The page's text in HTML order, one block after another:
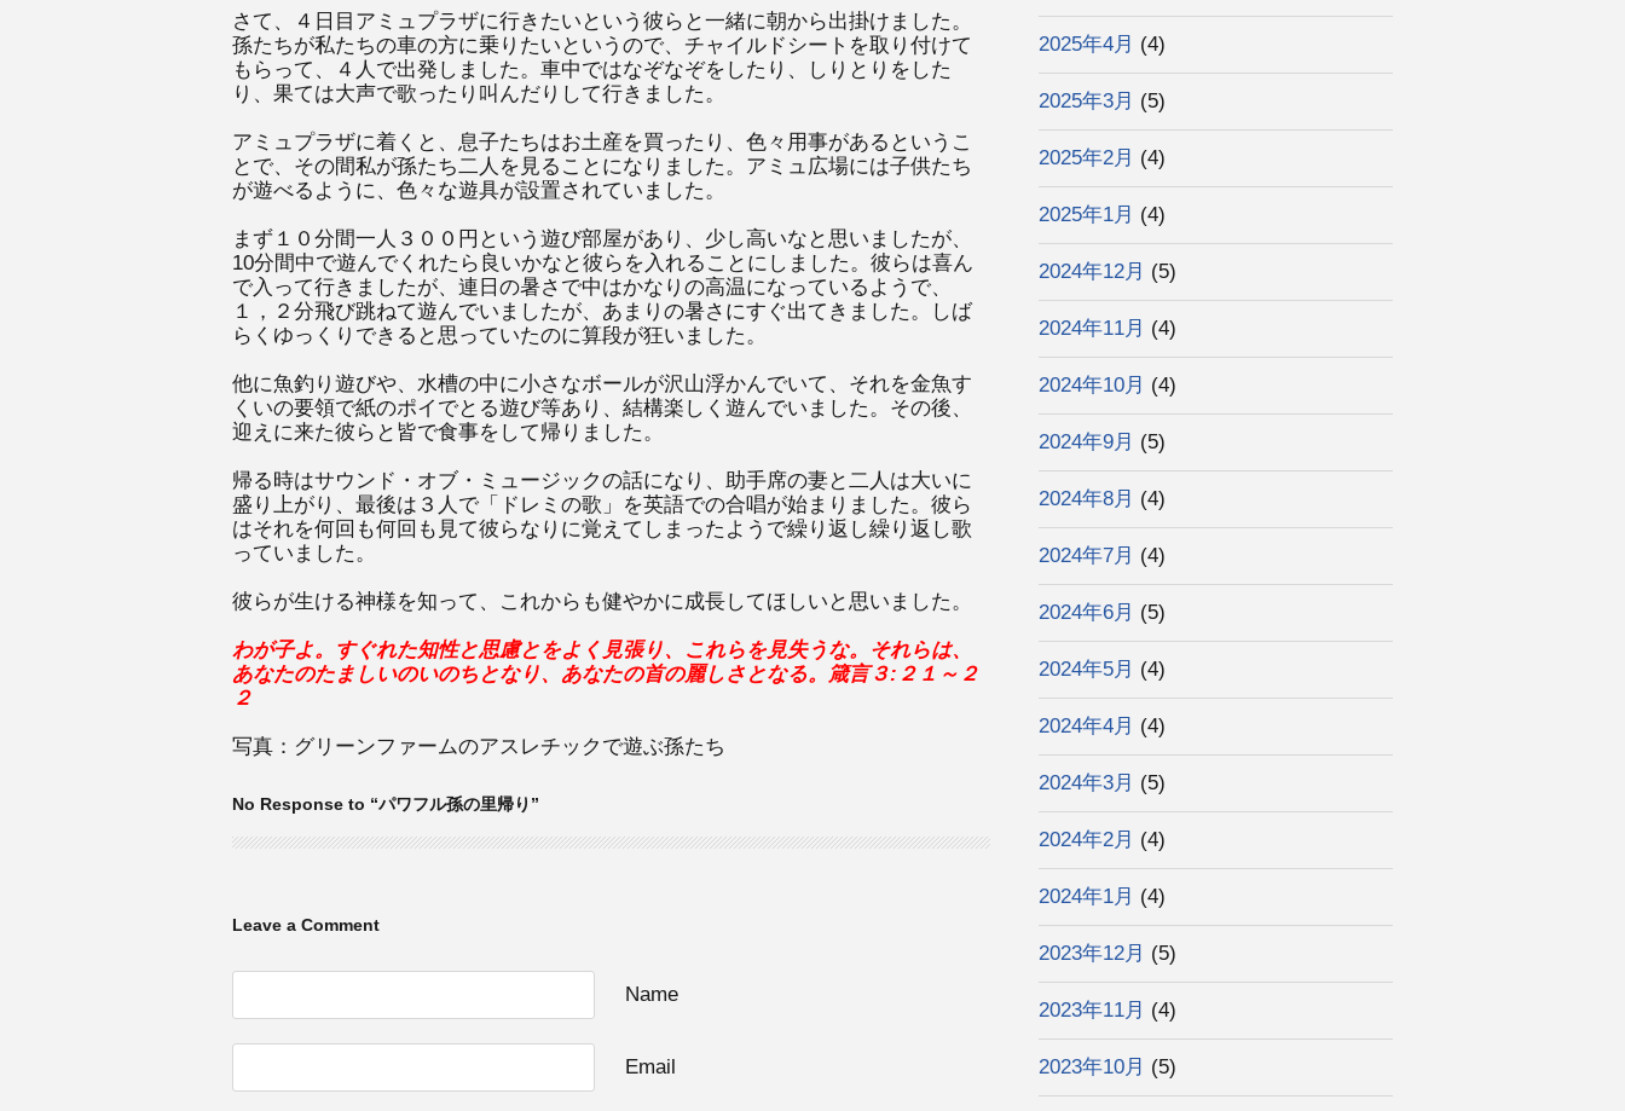
さて、４日目アミュプラザに行きたいという彼らと一緒に朝から出掛けました。
孫たちが私たちの車の方に乗りたいというので、チャイルドシートを取り付けて
もらって、４人で出発しました。車中ではなぞなぞをしたり、しりとりをした
り、果ては大声で歌ったり叫んだりして行きました。
アミュプラザに着くと、息子たちはお土産を買ったり、色々用事があるというこ
とで、その間私が孫たち二人を見ることになりました。アミュ広場には子供たち
が遊べるように、色々な遊具が設置されていました。
まず１０分間一人３００円という遊び部屋があり、少し高いなと思いましたが、
10分間中で遊んでくれたら良いかなと彼らを入れることにしました。彼らは喜ん
で入って行きましたが、連日の暑さで中はかなりの高温になっているようで、
１，２分飛び跳ねて遊んでいましたが、あまりの暑さにすぐ出てきました。しば
らくゆっくりできると思っていたのに算段が狂いました。
他に魚釣り遊びや、水槽の中に小さなボールが沢山浮かんでいて、それを金魚す
くいの要領で紙のポイでとる遊び等あり、結構楽しく遊んでいました。その後、
迎えに来た彼らと皆で食事をして帰りました。
帰る時はサウンド・オブ・ミュージックの話になり、助手席の妻と二人は大いに
盛り上がり、最後は３人で「ドレミの歌」を英語での合唱が始まりました。彼ら
はそれを何回も何回も見て彼らなりに覚えてしまったようで繰り返し繰り返し歌
っていました。
彼らが生ける神様を知って、これからも健やかに成長してほしいと思いました。
わが子よ。すぐれた知性と思慮とをよく見張り、これらを見失うな。それらは、
あなたのたましいのいのちとなり、あなたの首の麗しさとなる。箴言３: ２１～２
２
写真：グリーンファームのアスレチックで遊ぶ孫たち
No Response to “パワフル孫の里帰り”
Leave a Comment
Name
Email
2025年4月 (4)
2025年3月 (5)
2025年2月 (4)
2025年1月 (4)
2024年12月 (5)
2024年11月 (4)
2024年10月 (4)
2024年9月 (5)
2024年8月 (4)
2024年7月 (4)
2024年6月 (5)
2024年5月 (4)
2024年4月 (4)
2024年3月 (5)
2024年2月 (4)
2024年1月 (4)
2023年12月 (5)
2023年11月 (4)
2023年10月 (5)